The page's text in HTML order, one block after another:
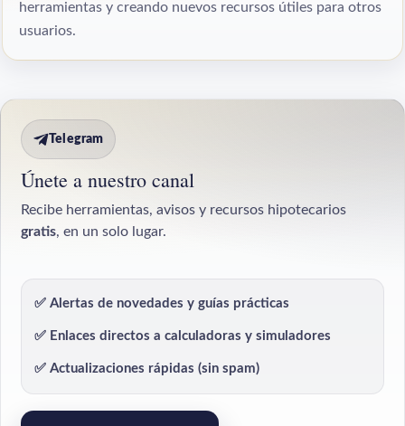
herramientas y creando nuevos recursos útiles para otros
usuarios.
Telegram
Únete a nuestro canal
Recibe herramientas, avisos y recursos hipotecarios
gratis, en un solo lugar.
✅ Alertas de novedades y guías prácticas
✅ Enlaces directos a calculadoras y simuladores
✅ Actualizaciones rápidas (sin spam)